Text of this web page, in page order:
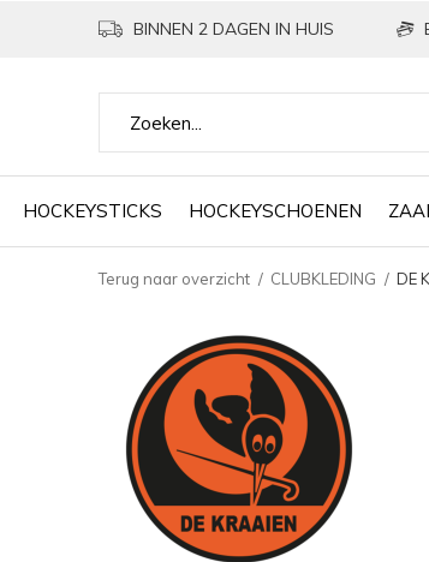
HOCKEYSTICKS HOCKEYSCHOENEN
BINNEN 2 DAGEN IN HUIS
Terug naar overzicht CLUBKLEDING DE